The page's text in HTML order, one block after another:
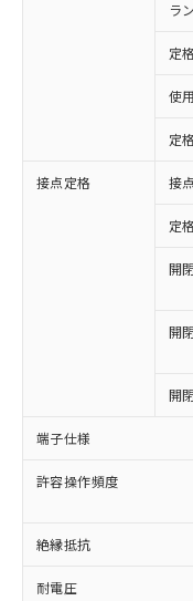
ラ
定
使
定
接点定格 接
定
開
開
開
端子仕様
許容操作頻度
絶縁抵抗
耐電圧
ご利用
以下の条件
本サー
商品の
(税抜)
当社制
本サー
ことを
※1 対応状
対応済み
非含有に対
対応予定：
有に対応し
対応予定な
非含有に非
調査・確認中
非含有の対
商品です。
非該当品：
仕入先様の事
いたものが
「○」：最
基準値以下
「×」：最大
基準値を超え
当社は